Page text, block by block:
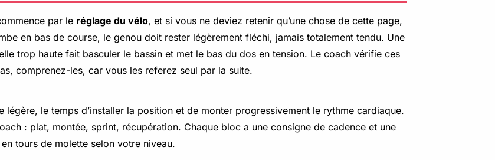
par le réglage du vélo, et si vous ne deviez retenir qu’une chose de cette page,
en bas de course, le genou doit rester légèrement fléchi, jamais totalement tendu. Une
trop haute fait basculer le bassin et met le bas du dos en tension. Le coach vérifie ces
comprenez-les, car vous les referez seul par la suite.
légère, le temps d’installer la position et de monter progressivement le rythme cardiaque.
: plat, montée, sprint, récupération. Chaque bloc a une consigne de cadence et une
tours de molette selon votre niveau.